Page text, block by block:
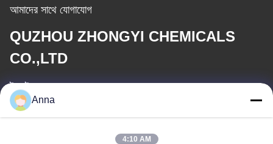
আমাদের সাথে যোগাযোগ
QUZHOU ZHONGYI CHEMICALS
CO.,LTD
ই-মেইল
Anna
4:10 AM